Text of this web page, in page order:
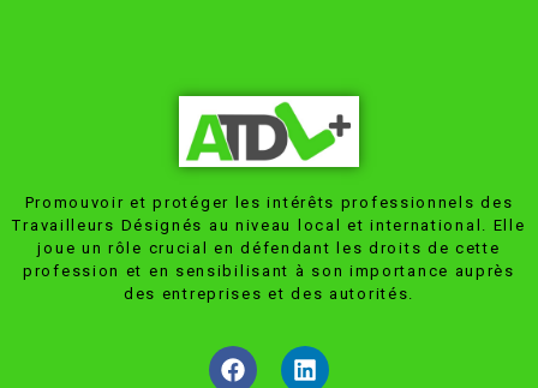
Promouvoir et protéger les intérêts professionnels des
Travailleurs Désignés au niveau local et international. Elle
joue un rôle crucial en défendant les droits de cette
profession et en sensibilisant à son importance auprès
des entreprises et des autorités.